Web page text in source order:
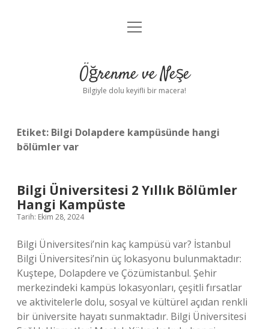
Anasayfa
Yasal Uyarı
menüyü
Öğrenme ve Neşe
Bilgiyle dolu keyifli bir macera!
Etiket: Bilgi Dolapdere kampüsünde hangi
bölümler var
Bilgi Üniversitesi 2 Yıllık Bölümler
Hangi Kampüste
Tarih: Ekim 28, 2024
Bilgi Üniversitesi’nin kaç kampüsü var? İstanbul
Bilgi Üniversitesi’nin üç lokasyonu bulunmaktadır:
Kuştepe, Dolapdere ve Çözümistanbul. Şehir
merkezindeki kampüs lokasyonları, çeşitli fırsatlar
ve aktivitelerle dolu, sosyal ve kültürel açıdan renkli
bir üniversite hayatı sunmaktadır. Bilgi Üniversitesi